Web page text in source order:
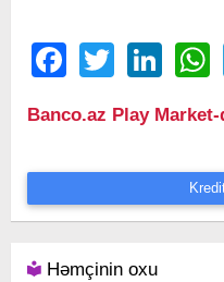
FacebookTwitter LinkedIn
Banco.az Play Market-
Həmçinin oxu